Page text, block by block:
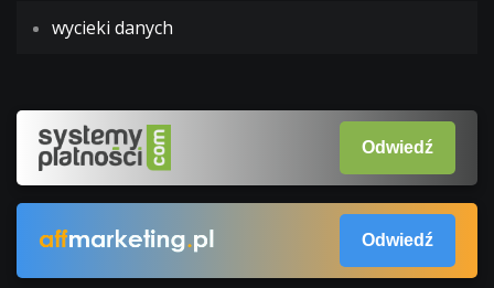
wycieki danych
Odwiedź
Odwiedź